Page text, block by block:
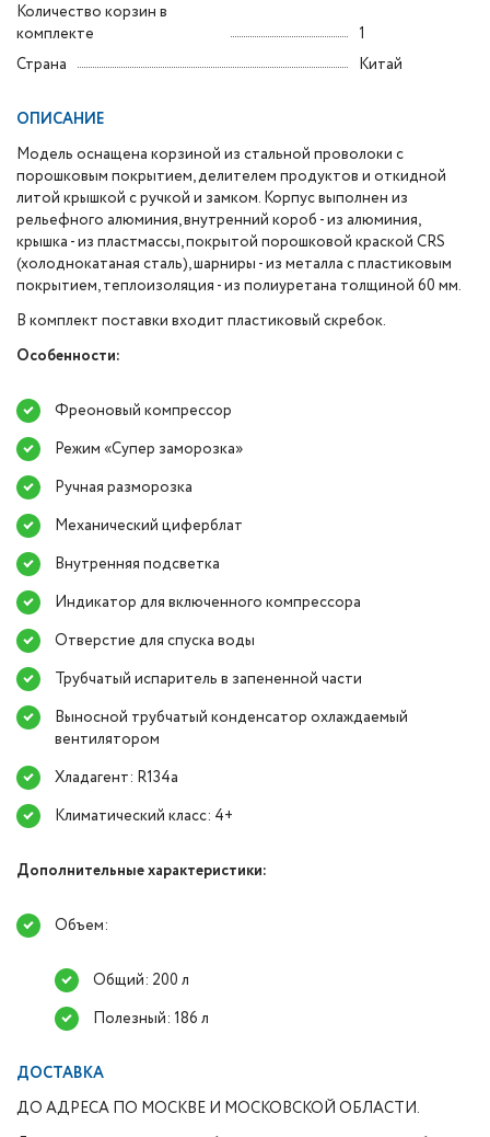
Количество корзин в
комплекте
1
Страна
Китай
ОПИСАНИЕ
Модель оснащена корзиной из стальной проволоки с
порошковым покрытием, делителем продуктов и откидной
литой крышкой с ручкой и замком. Корпус выполнен из
рельефного алюминия, внутренний короб - из алюминия,
крышка - из пластмассы, покрытой порошковой краской CRS
(холоднокатаная сталь), шарниры - из металла с пластиковым
покрытием, теплоизоляция - из полиуретана толщиной 60 мм.
В комплект поставки входит пластиковый скребок.
Особенности:
Фреоновый компрессор
Режим «Супер заморозка»
Ручная разморозка
Механический циферблат
Внутренняя подсветка
Индикатор для включенного компрессора
Отверстие для спуска воды
Трубчатый испаритель в запененной части
Выносной трубчатый конденсатор охлаждаемый
вентилятором
Хладагент: R134a
Климатический класс: 4+
Дополнительные характеристики:
Объем:
Общий: 200 л
Полезный: 186 л
ДОСТАВКА
ДО АДРЕСА ПО МОСКВЕ И МОСКОВСКОЙ ОБЛАСТИ.